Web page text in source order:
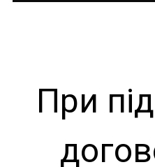
При